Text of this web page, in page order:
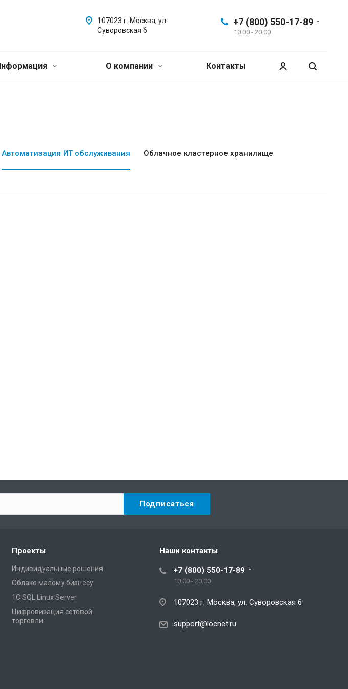
+7 (800) 550-17-89
10.00 - 20.00
107023 г. Москва, ул.
Суворовская 6
О компании Контакты
Автоматизация ИТ обслуживания Облачное кластерное хранилище
Проекты
Индивидуальные решения
Облако малому бизнесу
1С SQL Linux Server
Цифровизация сетевой
торговли
Наши контакты
+7 (800) 550-17-89
10.00 - 20.00
107023 г. Москва, ул. Суворовская 6
support@locnet.ru